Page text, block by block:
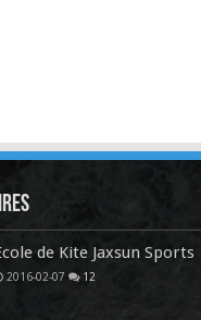
de Kite Jaxsun Sports
2016-02-07 12